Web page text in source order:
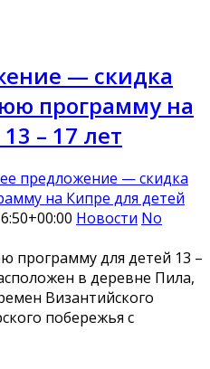
— скидка
программу на
– 17 лет
предложение — скидка
на Кипре для детей
Новости No
программу для детей 13 –
в деревне Пила,
Византийского
побережья с